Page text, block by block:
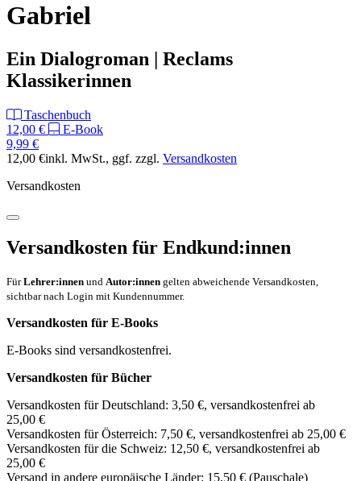
Gabriel
Ein Dialogroman | Reclams
Klassikerinnen
Taschenbuch
12,00 €
E-Book
9,99 €
12,00 €inkl. MwSt., ggf. zzgl. Versandkosten
Versandkosten
Versandkosten für Endkund:innen
FürLehrer:innen und Autor:innen gelten abweichende Versandkosten,
sichtbar nach Login mit Kundennummer.
Versandkosten für E-Books
E-Books sind versandkostenfrei.
Versandkosten für Bücher
Versandkosten für Deutschland: 3,50 €, versandkostenfrei ab
25,00 €
Versandkosten für Österreich: 7,50 €, versandkostenfrei ab 25,00 €
Versandkosten für die Schweiz: 12,50 €, versandkostenfrei ab
25,00 €
Versand in andere europäische Länder: 15,50 € (Pauschale)